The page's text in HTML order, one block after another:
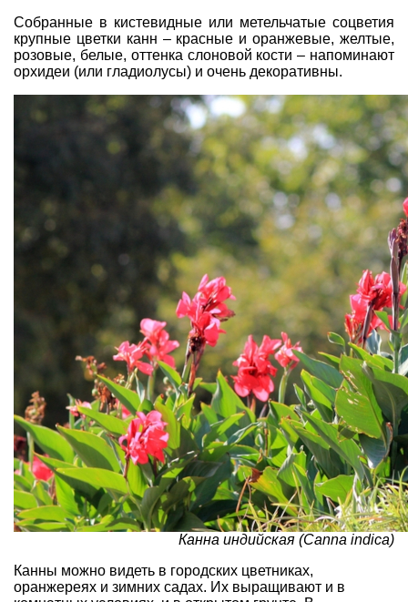
Собранные в кистевидные или метельчатые соцветия
крупные цветки канн – красные и оранжевые, желтые,
розовые, белые, оттенка слоновой кости – напоминают
орхидеи (или гладиолусы) и очень декоративны.
Канна индийская (Canna indica)
Канны можно видеть в городских цветниках,
оранжереях и зимних садах. Их выращивают и в